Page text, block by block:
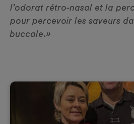
l’odorat rétro-nasal et la
pour percevoir les saveurs
buccale.»